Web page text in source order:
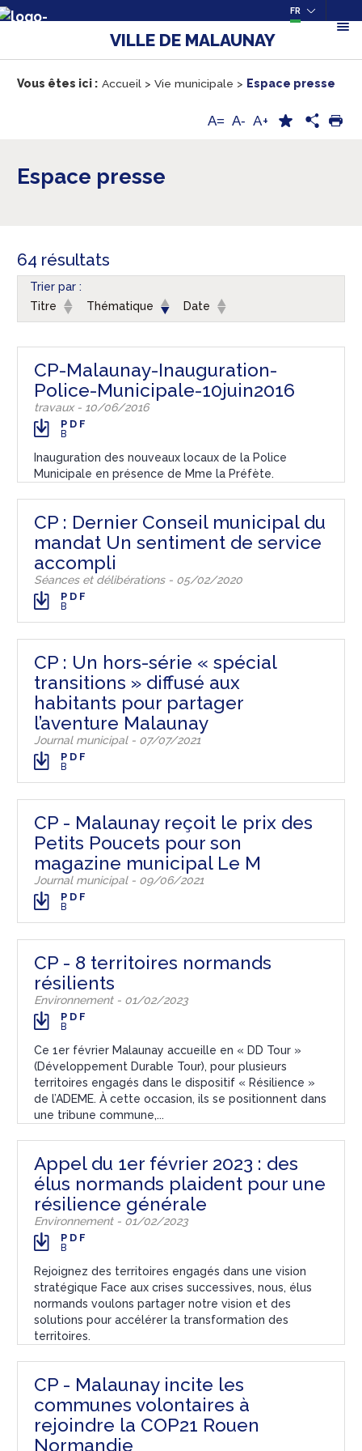
FR
VILLE DE MALAUNAY
Vous êtes ici : Accueil > Vie municipale > Espace presse
A= A- A+
Espace presse
64 résultats
Trier par :
Titre
Thématique Date
CP-Malaunay-Inauguration-
Police-Municipale-10juin2016
travaux - 10/06/2016
PDF
B
Inauguration des nouveaux locaux de la Police
Municipale en présence de Mme la Préfète.
CP : Dernier Conseil municipal du
mandat Un sentiment de service
accompli
Séances et délibérations - 05/02/2020
PDF
B
CP : Un hors-série « spécial
transitions » diffusé aux
habitants pour partager
l’aventure Malaunay
Journal municipal - 07/07/2021
PDF
B
CP - Malaunay reçoit le prix des
Petits Poucets pour son
magazine municipal Le M
Journal municipal - 09/06/2021
PDF
B
CP - 8 territoires normands
résilients
Environnement - 01/02/2023
PDF
B
Ce 1er février Malaunay accueille en « DD Tour »
(Développement Durable Tour), pour plusieurs
territoires engagés dans le dispositif « Résilience »
de l’ADEME. À cette occasion, ils se positionnent dans
une tribune commune,...
Appel du 1er février 2023 : des
élus normands plaident pour une
résilience générale
Environnement - 01/02/2023
PDF
B
Rejoignez des territoires engagés dans une vision
stratégique Face aux crises successives, nous, élus
normands voulons partager notre vision et des
solutions pour accélérer la transformation des
territoires.
CP - Malaunay incite les
communes volontaires à
rejoindre la COP21 Rouen
Normandie